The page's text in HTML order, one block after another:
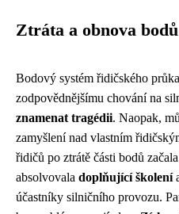
Ztráta a obnova bodů
Bodový systém řidičského
zodpovědnějšímu chování na
znamenat tragédii. Naopak,
zamyšlení nad vlastním
řidičů po ztrátě části bodů
absolvovala doplňující školení
účastníky silničního provozu.